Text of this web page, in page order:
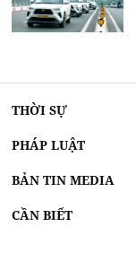
THỜI SỰ
PHÁP LUẬT
BẢN TIN MEDIA
CẦN BIẾT